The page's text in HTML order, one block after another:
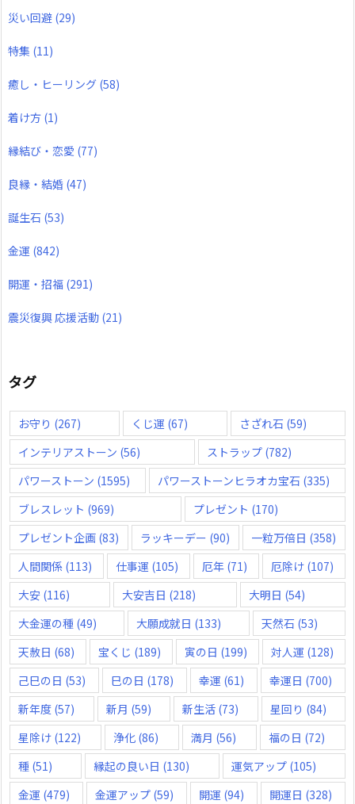
災い回避 (29)
特集 (11)
癒し・ヒーリング (58)
着け方 (1)
縁結び・恋愛 (77)
良縁・結婚 (47)
誕生石 (53)
金運 (842)
開運・招福 (291)
震災復興 応援活動 (21)
タグ
お守り (267) くじ運 (67) さざれ石 (59)
インテリアストーン (56) ストラップ(782)
パワーストーン (1595) パワーストーンヒラオカ宝石 (335)
ブレスレット (969) プレゼント (170)
プレゼント企画 (83) ラッキーデー (90) 一粒万倍日 (358)
人間関係 (113) 仕事運 (105) 厄年 (71) 厄除け (107)
大安 (116) 大安吉日 (218) 大明日 (54)
大金運の種 (49) 大願成就日 (133) 天然石 (53)
天赦日 (68) 宝くじ (189) 寅の日 (199) 対人運 (128)
己巳の日 (53) 巳の日 (178) 幸運 (61) 幸運日 (700)
新年度 (57) 新月 (59) 新生活 (73) 星回り (84)
星除け (122) 浄化 (86) 満月 (56) 福の日 (72)
種 (51) 縁起の良い日 (130) 運気アップ(105)
金運 (479) 金運アップ (59) 開運 (94) 開運日 (328)